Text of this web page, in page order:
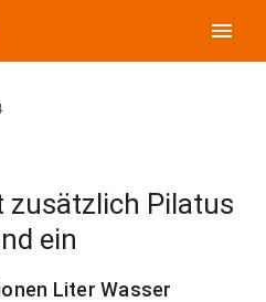
menu
zusätzlich Pilatus
ein
Liter Wasser